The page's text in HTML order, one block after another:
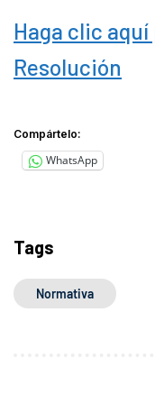
Haga clic
Resolución
Compártelo:
WhatsApp
Tags
Normativa